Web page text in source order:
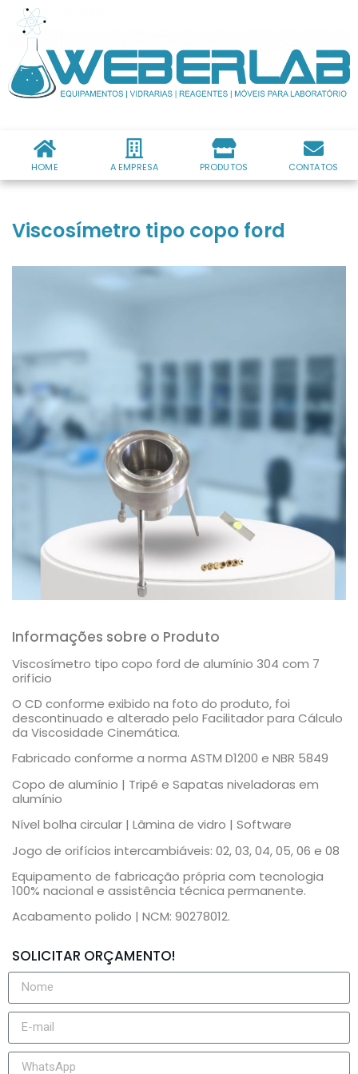
HOME A EMPRESA PRODUTOS CONTATOS
Viscosímetro tipo copo ford
Informações sobre o Produto
Viscosímetro tipo copo ford de alumínio 304 com 7
orifício
O CD conforme exibido na foto do produto, foi
descontinuado e alterado pelo Facilitador para Cálculo
da Viscosidade Cinemática.
Fabricado conforme a norma ASTM D1200 e NBR 5849
Copo de alumínio | Tripé e Sapatas niveladoras em
alumínio
Nível bolha circular | Lâmina de vidro | Software
Jogo de orifícios intercambiáveis: 02, 03, 04, 05, 06 e 08
Equipamento de fabricação própria com tecnologia
100% nacional e assistência técnica permanente.
Acabamento polido | NCM: 90278012.
SOLICITAR ORÇAMENTO!